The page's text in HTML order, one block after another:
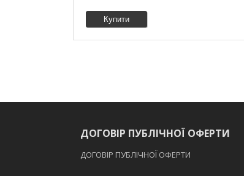
Купити
ДОГОВІР ПУБЛІЧНОЇ ОФЕРТИ
ДОГОВІР ПУБЛІЧНОЇ ОФЕРТИ